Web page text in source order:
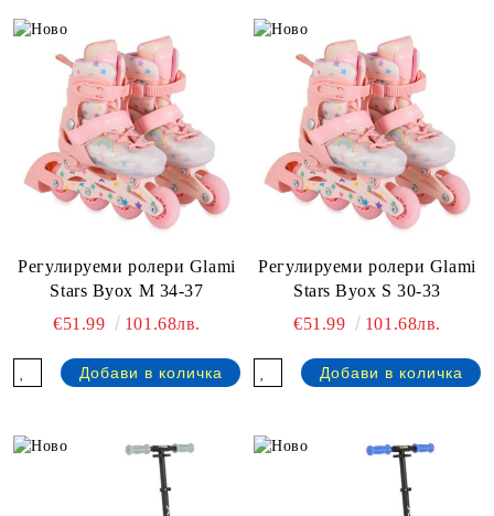
Регулируеми ролери Glami
Stars Byox М 34-37
€51.99
101.68лв.
Регулируеми ролери Glami
Stars Byox S 30-33
€51.99
101.68лв.